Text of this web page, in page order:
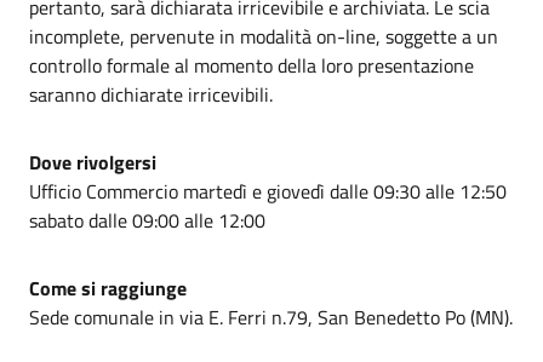
pertanto, sarà dichiarata irricevibile e archiviata. Le scia
incomplete, pervenute in modalità on-line, soggette a un
controllo formale al momento della loro presentazione
saranno dichiarate irricevibili.
Dove rivolgersi
Ufficio Commercio martedì e giovedì dalle 09:30 alle 12:50
sabato dalle 09:00 alle 12:00
Come si raggiunge
Sede comunale in via E. Ferri n.79, San Benedetto Po (MN).